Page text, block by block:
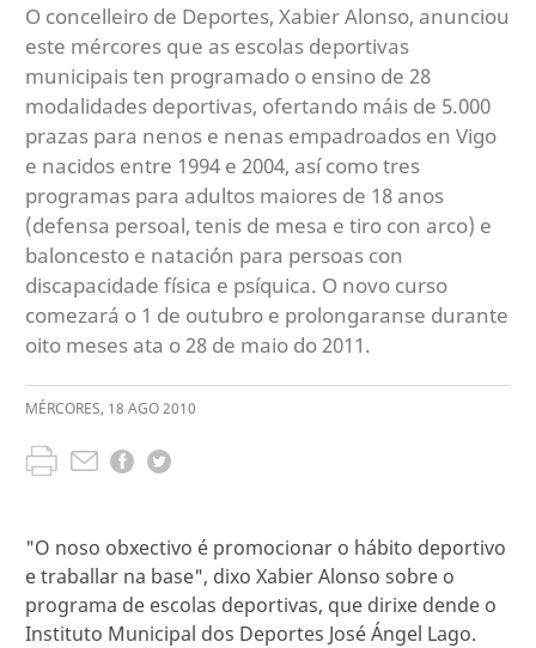
O concelleiro de Deportes, Xabier Alonso, anunciou
este mércores que as escolas deportivas
municipais ten programado o ensino de 28
modalidades deportivas, ofertando máis de 5.000
prazas para nenos e nenas empadroados en Vigo
e nacidos entre 1994 e 2004, así como tres
programas para adultos maiores de 18 anos
(defensa persoal, tenis de mesa e tiro con arco) e
baloncesto e natación para persoas con
discapacidade física e psíquica. O novo curso
comezará o 1 de outubro e prolongaranse durante
oito meses ata o 28 de maio do 2011.
MÉRCORES, 18 AGO2010
"O noso obxectivo é promocionar o hábito deportivo
e traballar na base", dixo Xabier Alonso sobre o
programa de escolas deportivas, que dirixe dende o
Instituto Municipal dos Deportes José Ángel Lago.